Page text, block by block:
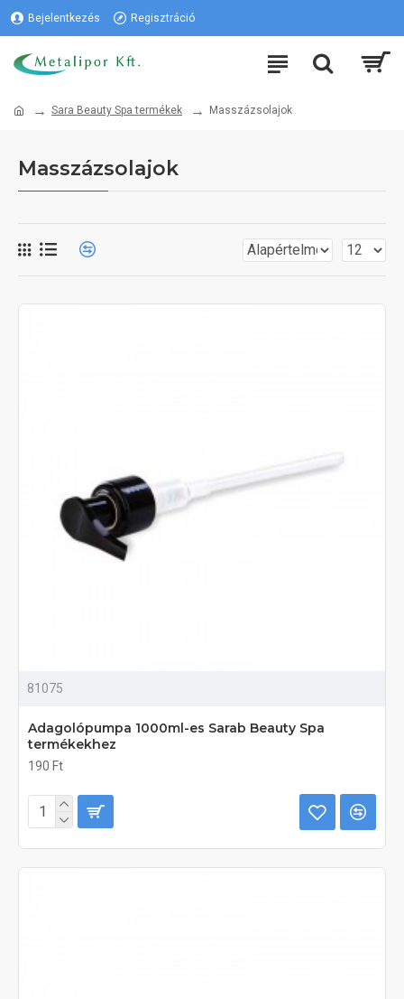
Bejelentkezés Regisztráció
Sara Beauty Spa termékek Masszázsolajok
Masszázsolajok
81075
Adagolópumpa 1000ml-es Sarab Beauty Spa
termékekhez
190 Ft